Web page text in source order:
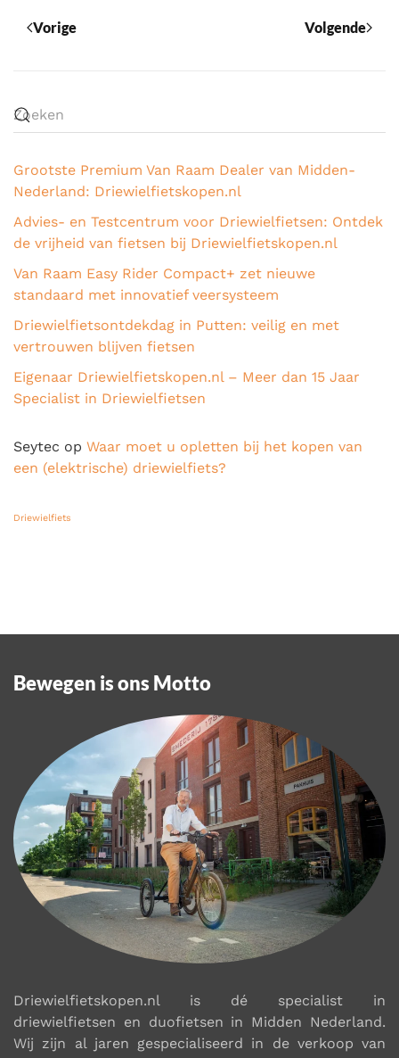
Vorige Volgende
Grootste Premium Van Raam Dealer van Midden-
Nederland: Driewielfietskopen.nl
Advies- en Testcentrum voor Driewielfietsen: Ontdek
de vrijheid van fietsen bij Driewielfietskopen.nl
Van Raam Easy Rider Compact+ zet nieuwe
standaard met innovatief veersysteem
Driewielfietsontdekdag in Putten: veilig en met
vertrouwen blijven fietsen
Eigenaar Driewielfietskopen.nl – Meer dan 15 Jaar
Specialist in Driewielfietsen
Seytec op Waar moet u opletten bij het kopen van
een (elektrische) driewielfiets?
Driewielfiets
Bewegen is ons Motto
Driewielfietskopen.nl is dé specialist in
driewielfietsen en duofietsen in Midden Nederland.
Wij zijn al jaren gespecialiseerd in de verkoop van